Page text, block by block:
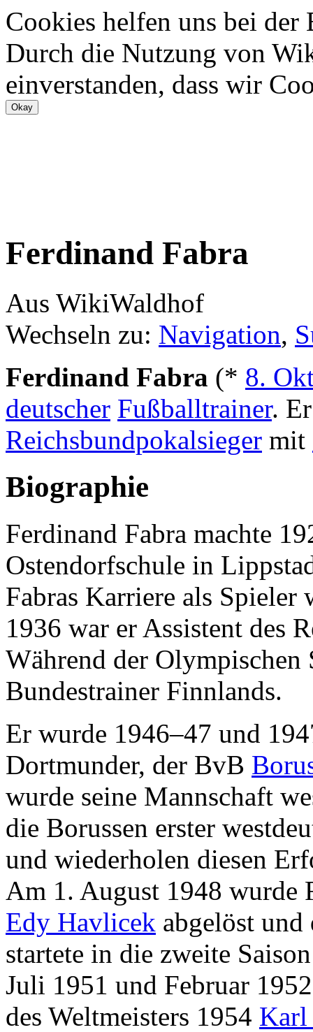
Cookies helfen uns bei
Durch die Nutzung von
einverstanden, dass wir
Ferdinand Fabra
Aus WikiWaldhof
Wechseln zu: Navigation,
Ferdinand Fabra (* 8.
deutscher Fußballtrainer.
Reichsbundpokalsieger mit
Biographie
Ferdinand Fabra machte
Ostendorfschule in
Fabras Karriere als
1936 war er Assistent des
Während der Olympischen
Bundestrainer Finnlands.
Er wurde 1946–47 und
Dortmunder, der BvB
wurde seine Mannschaft
die Borussen erster
und wiederholen diesen
Am 1. August 1948 wurde
Edy Havlicek abgelöst
startete in die zweite
Juli 1951 und Februar
des Weltmeisters 1954